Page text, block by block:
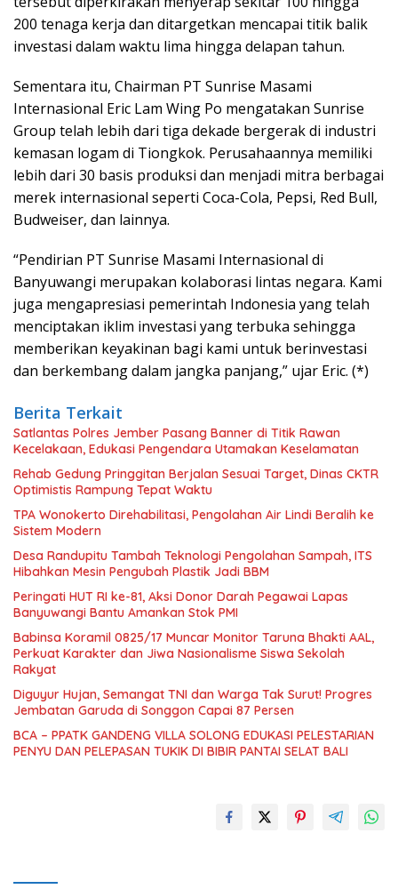
200 tenaga kerja dan ditargetkan mencapai titik balik
investasi dalam waktu lima hingga delapan tahun.
Sementara itu, Chairman PT Sunrise Masami
Internasional Eric Lam Wing Po mengatakan Sunrise
Group telah lebih dari tiga dekade bergerak di industri
kemasan logam di Tiongkok. Perusahaannya memiliki
lebih dari 30 basis produksi dan menjadi mitra berbagai
merek internasional seperti Coca-Cola, Pepsi, Red Bull,
Budweiser, dan lainnya.
“Pendirian PT Sunrise Masami Internasional di
Banyuwangi merupakan kolaborasi lintas negara. Kami
juga mengapresiasi pemerintah Indonesia yang telah
menciptakan iklim investasi yang terbuka sehingga
memberikan keyakinan bagi kami untuk berinvestasi
dan berkembang dalam jangka panjang,” ujar Eric. (*)
Berita Terkait
Satlantas Polres Jember Pasang Banner di Titik Rawan
Kecelakaan, Edukasi Pengendara Utamakan Keselamatan
Rehab Gedung Pringgitan Berjalan Sesuai Target, Dinas CKTR
Optimistis Rampung Tepat Waktu
TPA Wonokerto Direhabilitasi, Pengolahan Air Lindi Beralih ke
Sistem Modern
Desa Randupitu Tambah Teknologi Pengolahan Sampah, ITS
Hibahkan Mesin Pengubah Plastik Jadi BBM
Peringati HUT RI ke-81, Aksi Donor Darah Pegawai Lapas
Banyuwangi Bantu Amankan Stok PMI
Babinsa Koramil 0825/17 Muncar Monitor Taruna Bhakti AAL,
Perkuat Karakter dan Jiwa Nasionalisme Siswa Sekolah
Rakyat
Diguyur Hujan, Semangat TNI dan Warga Tak Surut! Progres
Jembatan Garuda di Songgon Capai 87 Persen
BCA – PPATK GANDENG VILLA SOLONG EDUKASI PELESTARIAN
PENYU DAN PELEPASAN TUKIK DI BIBIR PANTAI SELAT BALI